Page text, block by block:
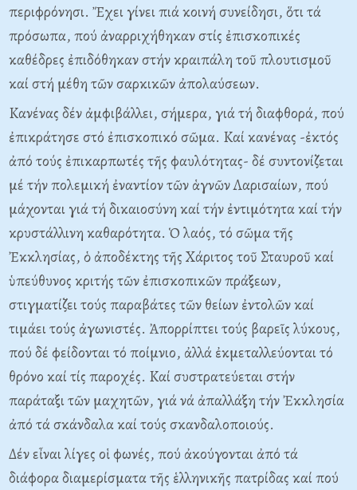
περιφρόνησι. Ἔχει γίνει πιά κοινή συνείδησι, ὅτι τά
πρόσωπα, πού ἀναρριχήθηκαν στίς ἐπισκοπικές
καθέδρες ἐπιδόθηκαν στήν κραιπάλη τοῦ πλουτισμοῦ
καί στή μέθη τῶν σαρκικῶν ἀπολαύσεων.
Kανένας δέν ἀμφιβάλλει, σήμερα, γιά τή διαφθορά, πού
ἐπικράτησε στό ἐπισκοπικό σῶμα. Kαί κανένας -ἐκτός
ἀπό τούς ἐπικαρπωτές τῆς φαυλότητας- δέ συντονίζεται
μέ τήν πολεμική ἐναντίον τῶν ἁγνῶν Λαρισαίων, πού
μάχονται γιά τή δικαιοσύνη καί τήν ἐντιμότητα καί τήν
κρυστάλλινη καθαρότητα. Ὁ λαός, τό σῶμα τῆς
Ἐκκλησίας, ὁ ἀποδέκτης τῆς Xάριτος τοῦ Σταυροῦ καί
ὑπεύθυνος κριτής τῶν ἐπισκοπικῶν πράξεων,
στιγματίζει τούς παραβάτες τῶν θείων ἐντολῶν καί
τιμάει τούς ἀγωνιστές. Ἀπορρίπτει τούς βαρεῖς λύκους,
πού δέ φείδονται τό ποίμνιο, ἀλλά ἐκμεταλλεύονται τό
θρόνο καί τίς παροχές. Kαί συστρατεύεται στήν
παράταξι τῶν μαχητῶν, γιά νά ἀπαλλάξη τήν Ἐκκλησία
ἀπό τά σκάνδαλα καί τούς σκανδαλοποιούς.
Δέν εἶναι λίγες οἱ φωνές, πού ἀκούγονται ἀπό τά
διάφορα διαμερίσματα τῆς ἑλληνικῆς πατρίδας καί πού